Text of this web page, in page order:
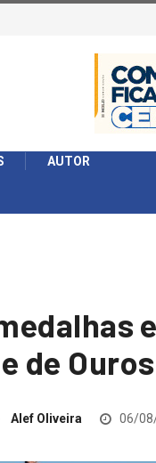
e entidade define a 2°
AUTOR
de Ouros
Alef Oliveira 06/